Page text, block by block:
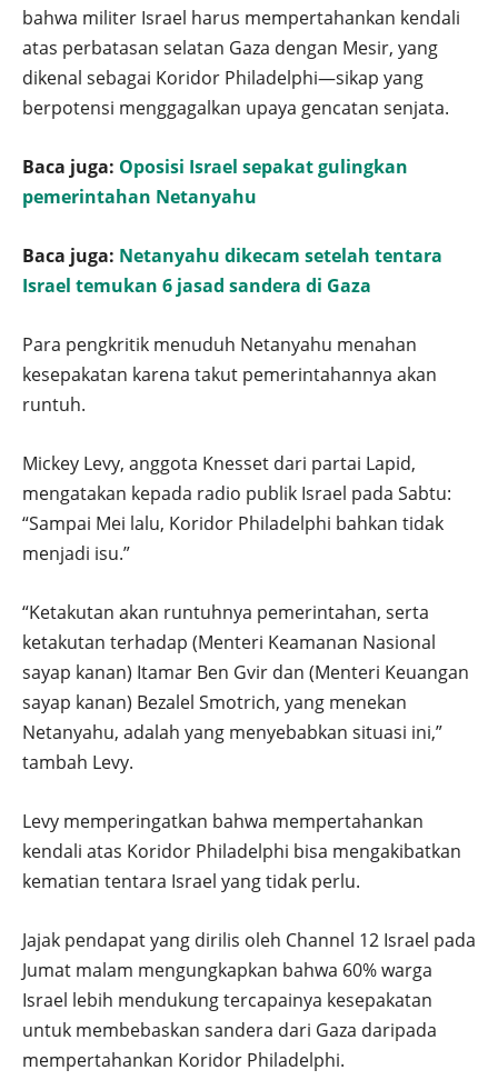
bahwa militer Israel harus mempertahankan kendali
atas perbatasan selatan Gaza dengan Mesir, yang
dikenal sebagai Koridor Philadelphi—sikap yang
berpotensi menggagalkan upaya gencatan senjata.
Baca juga: Oposisi Israel sepakat gulingkan
pemerintahan Netanyahu
Baca juga: Netanyahu dikecam setelah tentara
Israel temukan 6 jasad sandera di Gaza
Para pengkritik menuduh Netanyahu menahan
kesepakatan karena takut pemerintahannya akan
runtuh.
Mickey Levy, anggota Knesset dari partai Lapid,
mengatakan kepada radio publik Israel pada Sabtu:
“Sampai Mei lalu, Koridor Philadelphi bahkan tidak
menjadi isu.”
“Ketakutan akan runtuhnya pemerintahan, serta
ketakutan terhadap (Menteri Keamanan Nasional
sayap kanan) Itamar Ben Gvir dan (Menteri Keuangan
sayap kanan) Bezalel Smotrich, yang menekan
Netanyahu, adalah yang menyebabkan situasi ini,”
tambah Levy.
Levy memperingatkan bahwa mempertahankan
kendali atas Koridor Philadelphi bisa mengakibatkan
kematian tentara Israel yang tidak perlu.
Jajak pendapat yang dirilis oleh Channel 12 Israel pada
Jumat malam mengungkapkan bahwa 60% warga
Israel lebih mendukung tercapainya kesepakatan
untuk membebaskan sandera dari Gaza daripada
mempertahankan Koridor Philadelphi.